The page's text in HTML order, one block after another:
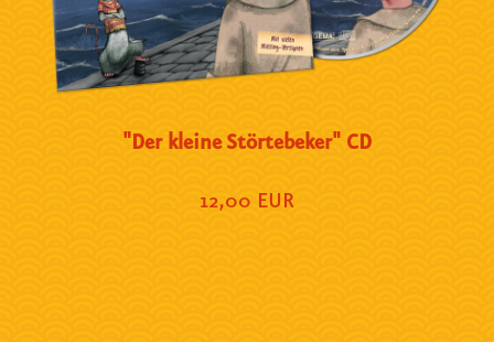
"Der kleine Störtebeker" CD
12,00 EUR